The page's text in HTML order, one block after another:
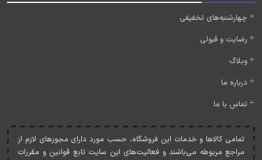
چهارشنبه‌های تخفیفی
رضایت و قبولی
وبلاگ
درباره ما
تماس با ما
تمامی کالاها و خدمات اين فروشگاه، حسب مورد دارای مجوزهای لازم از
مراجع مربوطه می‌باشند و فعاليت‌های اين سايت تابع قوانين و مقررات